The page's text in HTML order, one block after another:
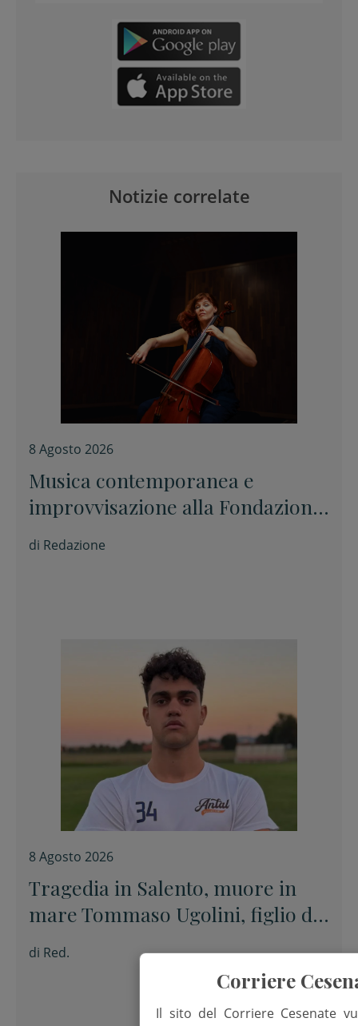
Notizie correlate
8 Agosto 2026
Musica contemporanea e
improvvisazione alla Fondazione
Tito Balestra di Longiano
di Redazione
8 Agosto 2026
Tragedia in Salento, muore in
mare Tommaso Ugolini, figlio del
primario di Chirurgia e nipote
della consigliera regionale
di Red.
Corriere
Il sito del Corriere Cesenate